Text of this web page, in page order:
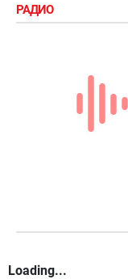
РАДИО
Loading...